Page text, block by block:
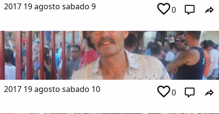
2017 19 agosto sabado 9 0
2017 19 agosto sabado 10 0